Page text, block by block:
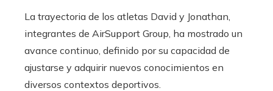
La trayectoria de los atletas David y Jonathan,
integrantes de AirSupport Group, ha mostrado un
avance continuo, definido por su capacidad de
ajustarse y adquirir nuevos conocimientos en
diversos contextos deportivos.